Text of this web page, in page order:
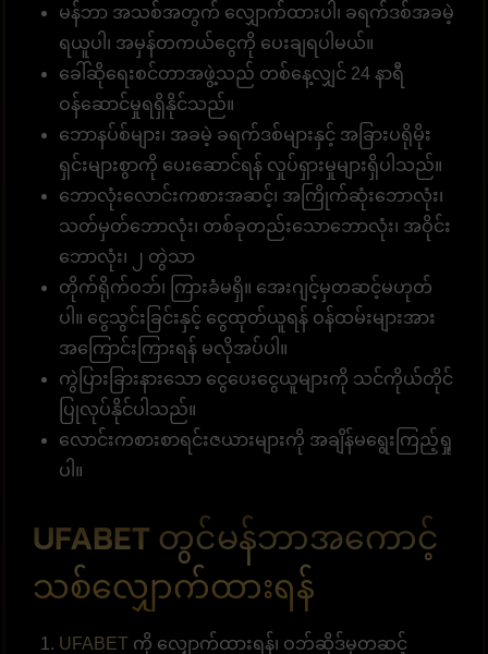
မန်ဘာ အသစ်အတွက် လျှောက်ထားပါ၊ ခရက်ဒစ်အခမဲ့
ရယူပါ၊ အမှန်တကယ်ငွေကို ပေးချရပါမယ်။
ခေါ်ဆိုရေးစင်တာအဖွဲ့သည် တစ်နေ့လျှင် 24 နာရီ
ဝန်ဆောင်မှုရရှိနိုင်သည်။
ဘောနပ်စ်များ၊ အခမဲ့ ခရက်ဒစ်များနှင့် အခြားပရိုမိုး
ရှင်းများစွာကို ပေးဆောင်ရန် လှုပ်ရှားမှုများရှိပါသည်။
ဘောလုံးလောင်းကစားအဆင့်၊ အကြိုက်ဆုံးဘောလုံး၊
သတ်မှတ်ဘောလုံး၊ တစ်ခုတည်းသောဘောလုံး၊ အဝိုင်း
ဘောလုံး၊ ၂ တွဲသာ
တိုက်ရိုက်ဝဘ်၊ ကြားခံမရှိ။ အေးဂျင့်မှတဆင့်မဟုတ်
ပါ။ ငွေသွင်းခြင်းနှင့် ငွေထုတ်ယူရန် ဝန်ထမ်းများအား
အကြောင်းကြားရန် မလိုအပ်ပါ။
ကွဲပြားခြားနားသော ငွေပေးငွေယူများကို သင်ကိုယ်တိုင်
ပြုလုပ်နိုင်ပါသည်။
လောင်းကစားစာရင်းဇယားများကို အချိန်မရွေးကြည့်ရှု
ပါ။
UFABET တွင်မန်ဘာအကောင့်
သစ်လျှောက်ထားရန်
UFABET ကို လျှောက်ထားရန်၊ ဝဘ်ဆိုဒ်မှတဆင့်